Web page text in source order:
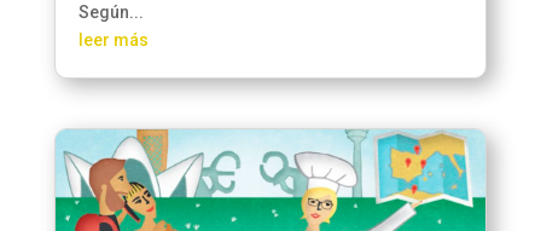
Según...
leer más